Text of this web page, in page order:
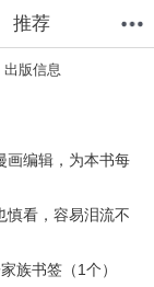
推荐
出版信息
画编辑，为本书每
慎看，容易泪流不
族书签（1个）